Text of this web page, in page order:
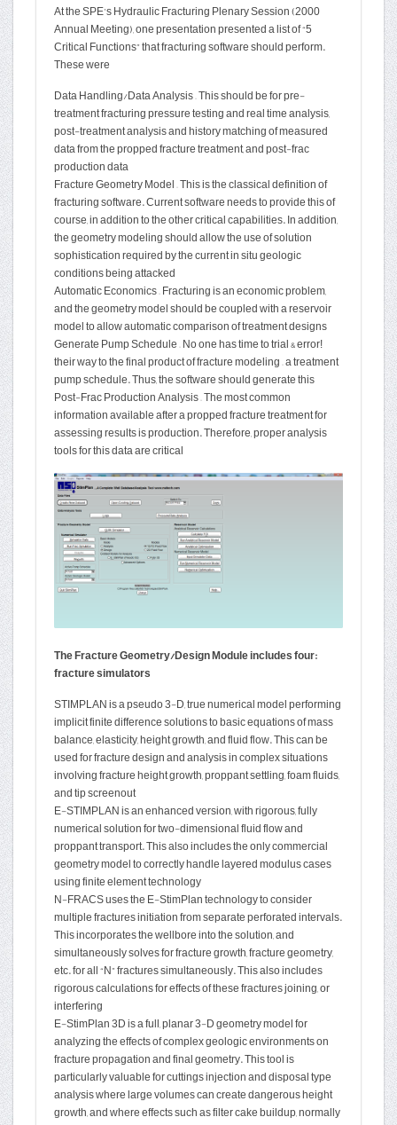
At the SPE’s Hydraulic Fracturing Plenary Session (2000
Annual Meeting), one presentation pre­sented a list of “5
Critical Functions” that fracturing software should perform.
These were
Data Handling/Data Analysis – This should be for pre-
treatment fracturing pressure testing and real time analysis,
post-treatment analysis and history matching of measured
data from the propped fracture treatment, and post-frac
production data
Fracture Geometry Model – This is the classical definition of
fracturing software. Current software needs to provide this of
course, in addition to the other critical capabilities. In addition,
the geometry modeling should allow the use of solution
sophistication required by the current in situ geologic
conditions being attacked
Automatic Economics – Fracturing is an economic problem,
and the geometry model should be coupled with a reservoir
model to allow automatic comparison of treatment designs
!Generate Pump Schedule – No one has time to trial & error
their way to the final product of fracture modeling – a treatment
pump schedule. Thus, the software should generate this
Post-Frac Production Analysis – The most common
information available after a propped fracture treatment for
assessing results is production. Therefore, proper analysis
tools for this data are critical
:The Fracture Geometry/Design Module includes four
fracture simulators
STIMPLAN is a pseudo 3-D, true numerical model performing
implicit finite difference solutions to basic equations of mass
balance, elasticity, height growth, and fluid flow. This can be
used for fracture design and analysis in complex situations
involving fracture height growth, proppant settling, foam fluids,
and tip screenout
E-STIMPLAN is an enhanced version, with rigorous, fully
numerical solution for two-dimen­sion­al fluid flow and
proppant transport. This also includes the only commercial
geometry model to correctly handle layered modulus cases
using finite element technology
N-FRACS uses the E-StimPlan technology to consider
multiple fractures initiation from sepa­rate perforated intervals.
This incorporates the wellbore into the solution, and
simultaneously solves for fracture growth, fracture geometry,
etc. for all “N” fractures simultaneously. This also includes
rigorous calculations for effects of these fractures joining, or
interfering
E-StimPlan 3D is a full, planar 3-D geometry model for
analyzing the effects of complex geologic environments on
fracture propagation and final geometry. This tool is
particularly valuable for cuttings injection and disposal type
analysis where large volumes can create dangerous height
growth, and where effects such as filter cake buildup, normally